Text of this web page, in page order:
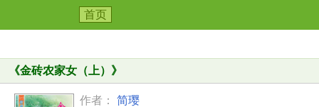
首页
《金砖农家女（上） 》
作者：
简璎